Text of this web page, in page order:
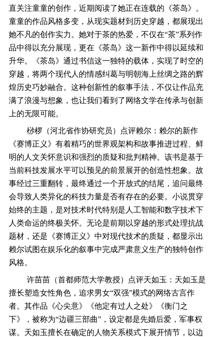
直关注童童的创作，近期阅读了她正在连载的《茶岛》。
童童的作品风格多变，从现实题材到历史穿越，都展现出
她不凡的创作实力。她对于茶的热爱，不仅在“茶”系列作
品中得以充分展现，更在《茶岛》这一新作中得以延续和
升华。《茶岛》通过书信这一独特的载体，实现了时空的
穿越，将两个现代人的情感纠葛与明朝海上丝绸之路的辉
煌历史巧妙融合。这种创新性的叙事手法，不仅让作品充
满了浪漫与想象，也让我们看到了网络文学在传承与创新
上的无限可能。
桫椤（河北省作协研究员）点评赖尔：赖尔的新作
《赛博正义》有着精巧的世界观架构和故事推进过程、鲜
明的人文关怀意识和强烈的质疑和批判精神。该书是基于
当前科技发展水平可以预见的前景展开的创造性想象。故
事经过三重翻转，最终通过一个开放式的结尾，追问最终
会导致人类异化的科技力量是否有存在的必要。小说贯穿
始终的主题，是对技术时代特别是人工智能和数字技术下
人类命运的终极关怀。无论是前期以穿越的形式处理抗战
题材，还是《赛博正义》中对现代技术的质疑，都显示出
赖尔试图在娱乐化的叙事中完成严肃意义生产的独特创作
风格。
许苗苗（首都师范大学教授）点评天如玉：天如玉是
擅长塑造女性角色，追求男女“双强”模式的网络古言作
者。其作品《心尖意》《他定有过人之处》《衡门之
下》，被称为“边疆三部曲”，设定都是先婚后爱，军事权
谋。天如玉擅长在确定的人物关系模式下展开情节，以边